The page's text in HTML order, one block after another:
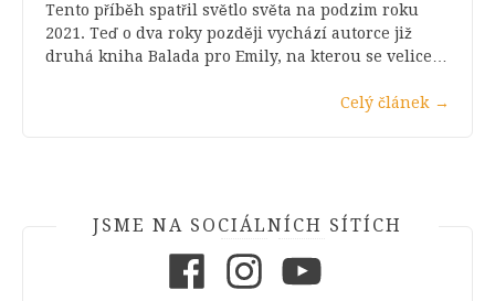
Tento příběh spatřil světlo světa na podzim roku
2021. Teď o dva roky později vychází autorce již
druhá kniha Balada pro Emily, na kterou se velice…
Celý článek →
JSME NA SOCIÁLNÍCH SÍTÍCH